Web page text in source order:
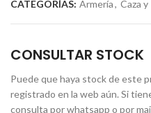
CATEGORÍAS: Armería, Caza y
CONSULTAR STOCK
Puede que haya stock de este
registrado en la web aún. Si
consulta por whatsapp o por